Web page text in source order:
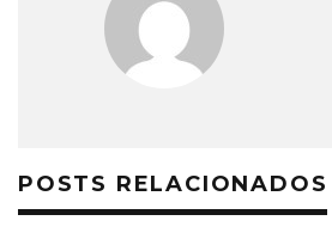
POSTS RELACIONADOS